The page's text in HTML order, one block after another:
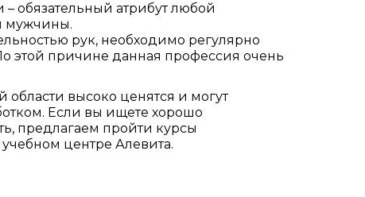
обязательный атрибут любой
мужчины.
рук, необходимо регулярно
этой причине данная профессия очень
высоко ценятся и могут
Если вы ищете хорошо
предлагаем пройти курсы
центре Алевита.